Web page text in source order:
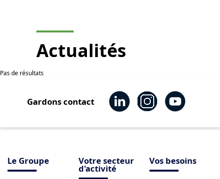
Actualités
Pas de résultats
Gardons contact
Le Groupe Votre secteur
d'activité
Vos besoins